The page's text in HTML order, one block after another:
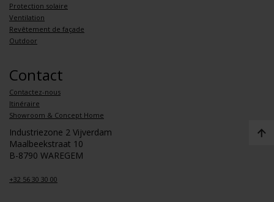
Protection solaire
Ventilation
Revêtement de façade
Outdoor
Contact
Contactez-nous
Itinéraire
Showroom & Concept Home
Industriezone 2 Vijverdam
Maalbeekstraat 10
B-8790 WAREGEM
+32 56 30 30 00